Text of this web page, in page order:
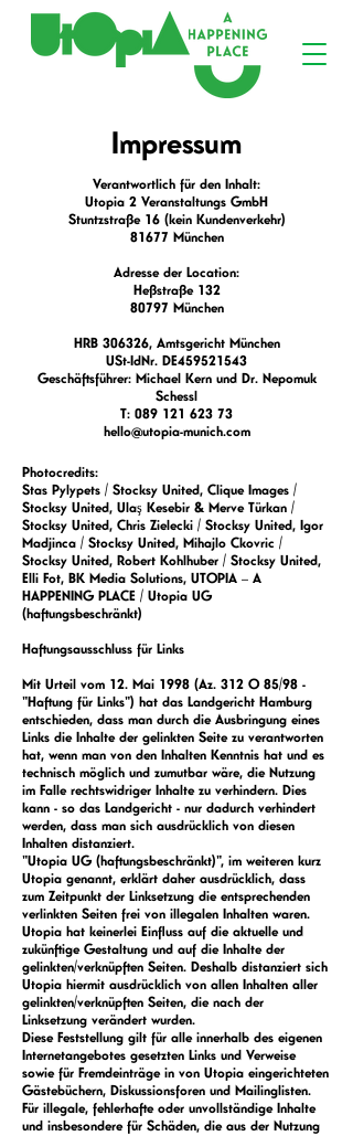
Impressum
Verantwortlich für den Inhalt:
Utopia 2 Veranstaltungs GmbH
Stuntzstraße 16 (kein Kundenverkehr)
81677 München
Adresse der Location:
Heßstraße 132
80797 München
HRB 306326, Amtsgericht München
USt-IdNr. DE459521543
Geschäftsführer: Michael Kern und Dr. Nepomuk
Schessl
T: 089 121 623 73
hello@utopia-munich.com
Photocredits:
Stas Pylypets / Stocksy United, Clique Images /
Stocksy United, Ulaş Kesebir & Merve Türkan /
Stocksy United, Chris Zielecki / Stocksy United, Igor
Madjinca / Stocksy United, Mihajlo Ckovric /
Stocksy United, Robert Kohlhuber / Stocksy United,
Elli Fot, BK Media Solutions, UTOPIA – A
HAPPENING PLACE / Utopia UG
(haftungsbeschränkt)
Haftungsausschluss für Links
Mit Urteil vom 12. Mai 1998 (Az. 312 O 85/98 -
"Haftung für Links") hat das Landgericht Hamburg
entschieden, dass man durch die Ausbringung eines
Links die Inhalte der gelinkten Seite zu verantworten
hat, wenn man von den Inhalten Kenntnis hat und es
technisch möglich und zumutbar wäre, die Nutzung
im Falle rechtswidriger Inhalte zu verhindern. Dies
kann - so das Landgericht - nur dadurch verhindert
werden, dass man sich ausdrücklich von diesen
Inhalten distanziert.
"Utopia UG (haftungsbeschränkt)", im weiteren kurz
Utopia genannt, erklärt daher ausdrücklich, dass
zum Zeitpunkt der Linksetzung die entsprechenden
verlinkten Seiten frei von illegalen Inhalten waren.
Utopia hat keinerlei Einfluss auf die aktuelle und
zukünftige Gestaltung und auf die Inhalte der
gelinkten/verknüpften Seiten. Deshalb distanziert sich
Utopia hiermit ausdrücklich von allen Inhalten aller
gelinkten/verknüpften Seiten, die nach der
Linksetzung verändert wurden.
Diese Feststellung gilt für alle innerhalb des eigenen
Internetangebotes gesetzten Links und Verweise
sowie für Fremdeinträge in von Utopia eingerichteten
Gästebüchern, Diskussionsforen und Mailinglisten.
Für illegale, fehlerhafte oder unvollständige Inhalte
und insbesondere für Schäden, die aus der Nutzung